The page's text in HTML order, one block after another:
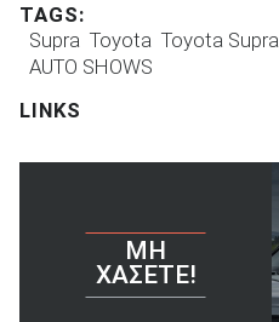
TAGS:
Supra Toyota Toyota Supra
AUTO SHOWS
LINKS
ΜΗ
ΧΆΣΕΤΕ!